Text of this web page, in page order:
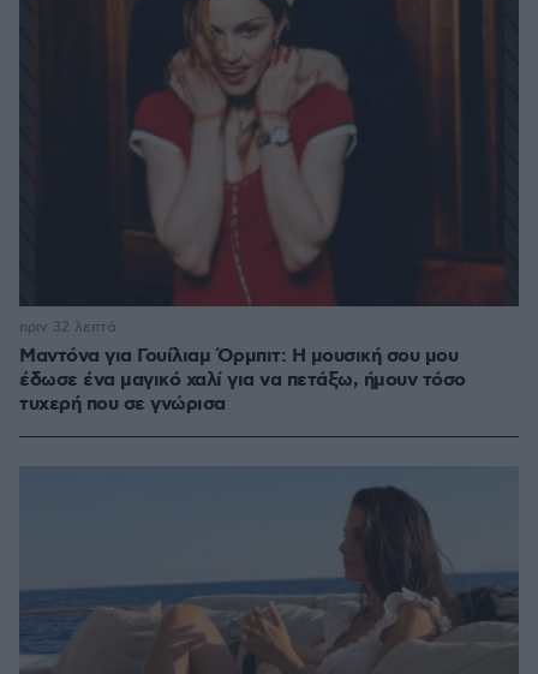
Μαντόνα για Γουίλιαμ Όρμπιτ: Η μουσική σου μου
έδωσε ένα μαγικό χαλί για να πετάξω, ήμουν τόσο
τυχερή που σε γνώρισα
πριν 32 λεπτά